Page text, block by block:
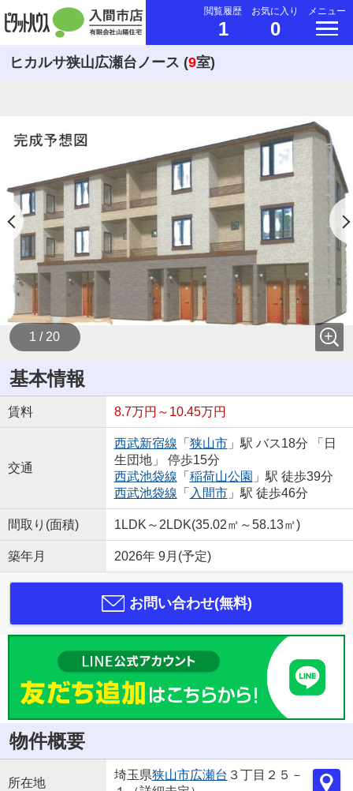
閲覧履歴
1
お気に入り
0
メニュー
ヒカルサ狭山広瀬台ノース (9室)
1 / 20
基本情報
賃料 8.7万円～10.45万円
交通
西武新宿線 「 狭山市」駅 バス18分 「日
生団地」 停歩15分
西武池袋線 「 稲荷山公園 」駅 徒歩39分
西武池袋線 「 入間市」駅 徒歩46分
間取り(面積) 1LDK～2LDK(35.02㎡～58.13㎡)
築年月 2026年 9月(予定)
お問い合わせ(無料)
物件概要
所在地
埼玉県狭山市広瀬台 ３丁目２５－